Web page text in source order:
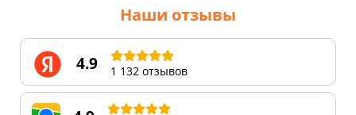
Наши отзывы
4.9 1 132 отзывов